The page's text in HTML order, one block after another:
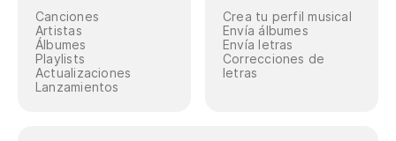
Canciones
Artistas
Álbumes
Playlists
Actualizaciones
Lanzamientos
Crea tu perfil musical
Envía álbumes
Envía letras
Correcciones de
letras